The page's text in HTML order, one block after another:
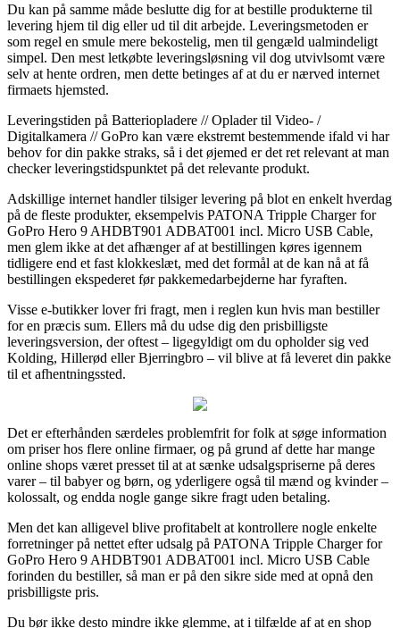
Du kan på samme måde beslutte dig for at bestille produkterne til
levering hjem til dig eller ud til dit arbejde. Leveringsmetoden er
som regel en smule mere bekostelig, men til gengæld ualmindeligt
simpel. Den mest letkøbte leveringsløsning vil dog utvivlsomt være
selv at hente ordren, men dette betinges af at du er nærved internet
firmaets hjemsted.
Leveringstiden på Batteriopladere // Oplader til Video- /
Digitalkamera // GoPro kan være ekstremt bestemmende ifald vi har
behov for din pakke straks, så i det øjemed er det ret relevant at man
checker leveringstidspunktet på det relevante produkt.
Adskillige internet handler tilsiger levering på blot en enkelt hverdag
på de fleste produkter, eksempelvis PATONA Tripple Charger for
GoPro Hero 9 AHDBT901 ADBAT001 incl. Micro USB Cable,
men glem ikke at det afhænger af at bestillingen køres igennem
tidligere end et fast klokkeslæt, med det formål at de kan nå at få
bestillingen ekspederet før pakkemedarbejderne har fyraften.
Visse e-butikker lover fri fragt, men i reglen kun hvis man bestiller
for en præcis sum. Ellers må du udse dig den prisbilligste
leveringsversion, der oftest – ligegyldigt om du opholder sig ved
Kolding, Hillerød eller Bjerringbro – vil blive at få leveret din pakke
til et afhentningssted.
Det er efterhånden særdeles problemfrit for folk at søge information
om priser hos flere online firmaer, og på grund af dette har mange
online shops været presset til at at sænke udsalgspriserne på deres
varer – til babyer og børn, og yderligere også til mænd og kvinder –
kolossalt, og endda nogle gange sikre fragt uden betaling.
Men det kan alligevel blive profitabelt at kontrollere nogle enkelte
forretninger på nettet efter udsalg på PATONA Tripple Charger for
GoPro Hero 9 AHDBT901 ADBAT001 incl. Micro USB Cable
forinden du bestiller, så man er på den sikre side med at opnå den
prisbilligste pris.
Du bør ikke desto mindre ikke glemme, at i tilfælde af at en shop